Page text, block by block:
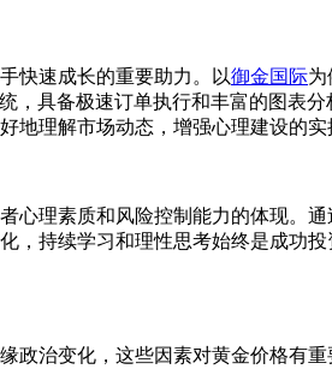
快速成长的重要助力。以御金国际为
，具备极速订单执行和丰富的图
地理解市场动态，增强心理建设的实
心理素质和风险控制能力的体现。
，持续学习和理性思考始终是成功
政治变化，这些因素对黄金价格有重